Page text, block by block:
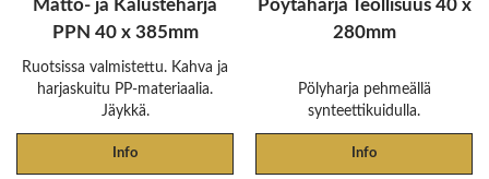
Matto- ja Kalusteharja
PPN 40 x 385mm
Ruotsissa valmistettu. Kahva ja
harjaskuitu PP-materiaalia.
Jäykkä.
Info
Pöytäharja Teollisuus 40 x
280mm
Pölyharja pehmeällä
synteettikuidulla.
Info